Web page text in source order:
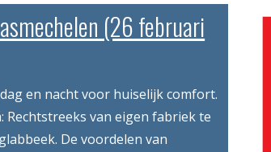
(26 februari
en nacht voor huiselijk comfort.
Rechtstreeks van eigen fabriek te
De voordelen van